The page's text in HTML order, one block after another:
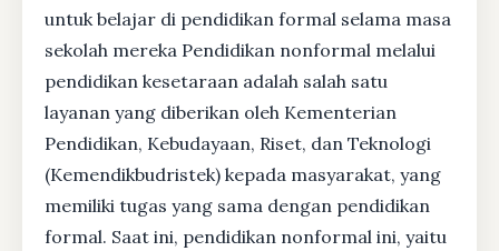
untuk belajar di pendidikan formal selama masa
sekolah mereka Pendidikan nonformal melalui
pendidikan kesetaraan adalah salah satu
layanan yang diberikan oleh Kementerian
Pendidikan, Kebudayaan, Riset, dan Teknologi
(Kemendikbudristek) kepada masyarakat, yang
memiliki tugas yang sama dengan pendidikan
formal. Saat ini, pendidikan nonformal ini, yaitu